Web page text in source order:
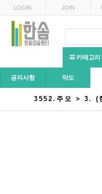
LOGIN JOIN
카테고리
공지사항 약도
3552.주모 > 3. (